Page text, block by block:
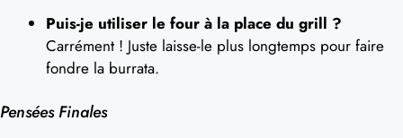
Puis-je utiliser le four à la place du grill ?
Carrément ! Juste laisse-le plus longtemps pour faire
fondre la burrata.
Pensées Finales